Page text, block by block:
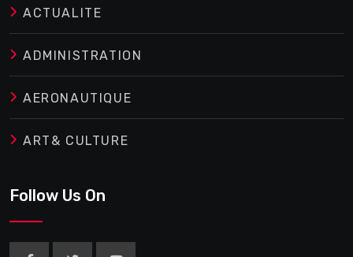
ACTUALITE
ADMINISTRATION
AERONAUTIQUE
ART& CULTURE
Follow Us On